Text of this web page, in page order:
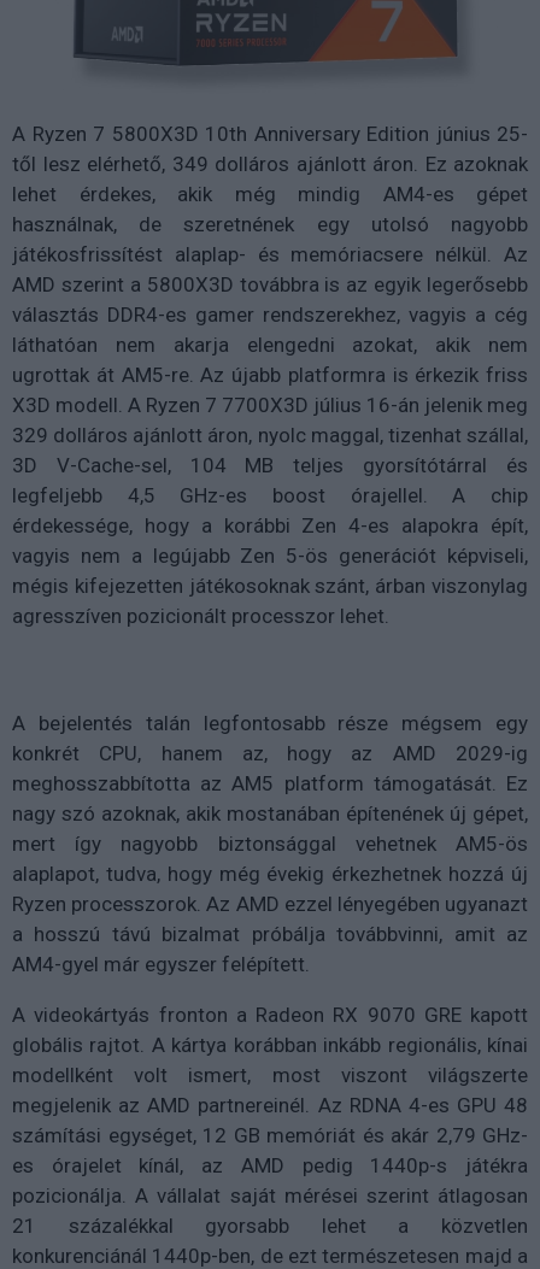
A Ryzen 7 5800X3D 10th Anniversary Edition június 25-
től lesz elérhető, 349 dolláros ajánlott áron. Ez azoknak
lehet érdekes, akik még mindig AM4-es gépet
használnak, de szeretnének egy utolsó nagyobb
játékosfrissítést alaplap- és memóriacsere nélkül. Az
AMD szerint a 5800X3D továbbra is az egyik legerősebb
választás DDR4-es gamer rendszerekhez, vagyis a cég
láthatóan nem akarja elengedni azokat, akik nem
ugrottak át AM5-re. Az újabb platformra is érkezik friss
X3D modell. A Ryzen 7 7700X3D július 16-án jelenik meg
329 dolláros ajánlott áron, nyolc maggal, tizenhat szállal,
3D V-Cache-sel, 104 MB teljes gyorsítótárral és
legfeljebb 4,5 GHz-es boost órajellel. A chip
érdekessége, hogy a korábbi Zen 4-es alapokra épít,
vagyis nem a legújabb Zen 5-ös generációt képviseli,
mégis kifejezetten játékosoknak szánt, árban viszonylag
agresszíven pozicionált processzor lehet.
A bejelentés talán legfontosabb része mégsem egy
konkrét CPU, hanem az, hogy az AMD 2029-ig
meghosszabbította az AM5 platform támogatását. Ez
nagy szó azoknak, akik mostanában építenének új gépet,
mert így nagyobb biztonsággal vehetnek AM5-ös
alaplapot, tudva, hogy még évekig érkezhetnek hozzá új
Ryzen processzorok. Az AMD ezzel lényegében ugyanazt
a hosszú távú bizalmat próbálja továbbvinni, amit az
AM4-gyel már egyszer felépített.
A videokártyás fronton a Radeon RX 9070 GRE kapott
globális rajtot. A kártya korábban inkább regionális, kínai
modellként volt ismert, most viszont világszerte
megjelenik az AMD partnereinél. Az RDNA 4-es GPU 48
számítási egységet, 12 GB memóriát és akár 2,79 GHz-
es órajelet kínál, az AMD pedig 1440p-s játékra
pozicionálja. A vállalat saját mérései szerint átlagosan
21 százalékkal gyorsabb lehet a közvetlen
konkurenciánál 1440p-ben, de ezt természetesen majd a